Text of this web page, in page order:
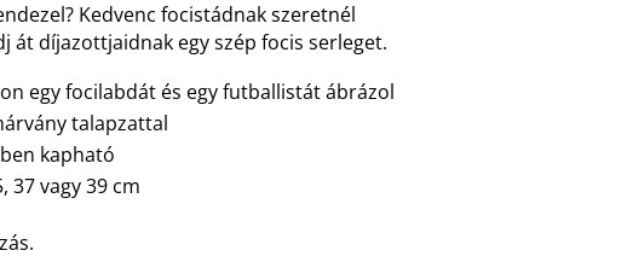
Kedvenc focistádnak szeretnél
át díjazottjaidnak egy szép focis serleget.
egy focilabdát és egy futballistát ábrázol
talapzattal
kapható
37 vagy 39 cm